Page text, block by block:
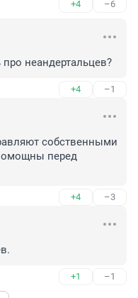
+4 –6
неандертальцев?
+4 –1
собственными
перед
+4 –3
+1 –1